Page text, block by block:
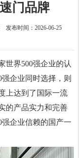
门品牌
布时间：2026-06-25
世界500强企业的认
企业同时选择，则
上达到了国际一流
的产品实力和完善
企业信赖的国产一